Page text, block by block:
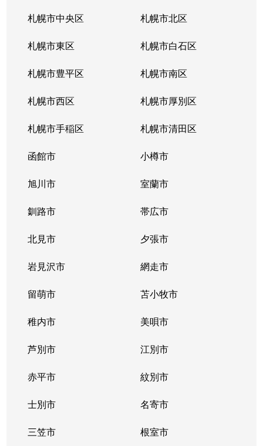
札幌市中央区 札幌市北区
札幌市東区 札幌市白石区
札幌市豊平区 札幌市南区
札幌市西区 札幌市厚別区
札幌市手稲区 札幌市清田区
函館市 小樽市
旭川市 室蘭市
釧路市 帯広市
北見市 夕張市
岩見沢市 網走市
留萌市 苫小牧市
稚内市 美唄市
芦別市 江別市
赤平市 紋別市
士別市 名寄市
三笠市 根室市